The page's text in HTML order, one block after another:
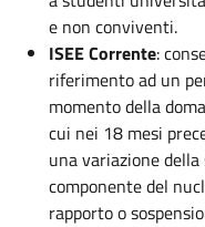
e non conviventi.
ISEE Corrente:
riferimento ad un
momento della
cui nei 18 mesi
una variazione
componente del
rapporto o